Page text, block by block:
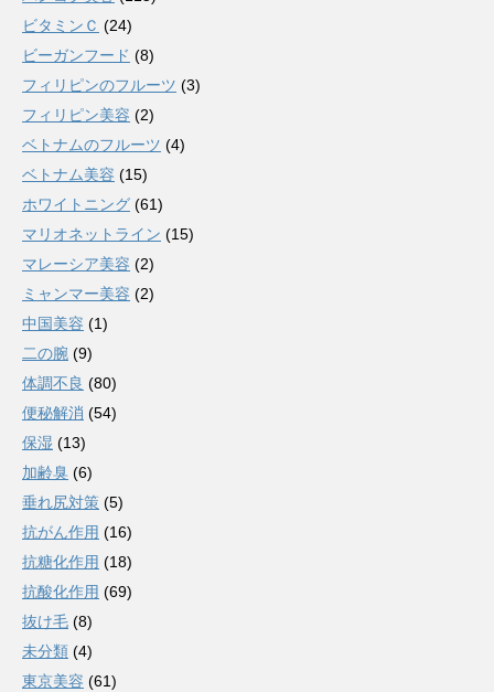
ビタミンＣ (24)
ビーガンフード (8)
フィリピンのフルーツ (3)
フィリピン美容 (2)
ベトナムのフルーツ (4)
ベトナム美容 (15)
ホワイトニング (61)
マリオネットライン (15)
マレーシア美容 (2)
ミャンマー美容 (2)
中国美容 (1)
二の腕 (9)
体調不良 (80)
便秘解消 (54)
保湿 (13)
加齢臭 (6)
垂れ尻対策 (5)
抗がん作用 (16)
抗糖化作用 (18)
抗酸化作用 (69)
抜け毛 (8)
未分類 (4)
東京美容 (61)